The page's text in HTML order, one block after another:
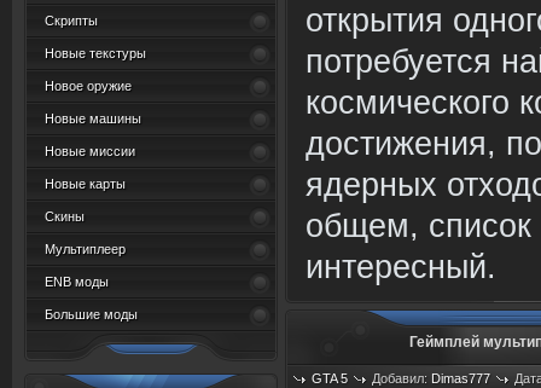
Скрипты
Новые текстуры
Новое оружие
Новые машины
Новые миссии
Новые карты
Скины
Мультиплеер
ENB моды
Большие моды
открытия
потребуется
космического
достижения,
ядерных
общем, список
интересный.
Геймплей
GTA 5 Добавил: Dimas777